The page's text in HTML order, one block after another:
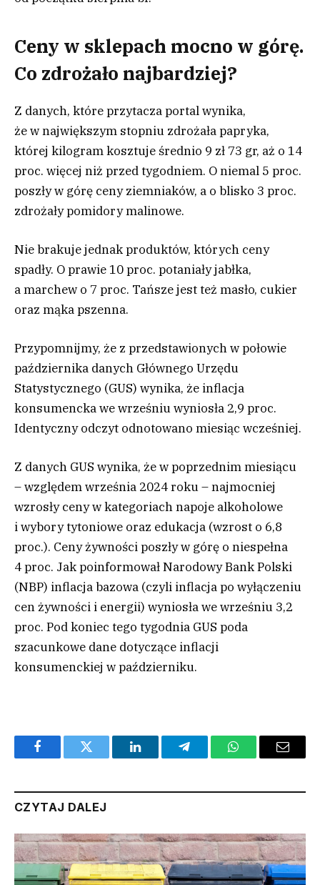
Ceny w sklepach mocno w górę.
Co zdrożało najbardziej?
Z danych, które przytacza portal wynika,
że w największym stopniu zdrożała papryka,
której kilogram kosztuje średnio 9 zł 73 gr, aż o 14
proc. więcej niż przed tygodniem. O niemal 5 proc.
poszły w górę ceny ziemniaków, a o blisko 3 proc.
zdrożały pomidory malinowe.
Nie brakuje jednak produktów, których ceny
spadły. O prawie 10 proc. potaniały jabłka,
a marchew o 7 proc. Tańsze jest też masło, cukier
oraz mąka pszenna.
Przypomnijmy, że z przedstawionych w połowie
października danych Głównego Urzędu
Statystycznego (GUS) wynika, że inflacja
konsumencka we wrześniu wyniosła 2,9 proc.
Identyczny odczyt odnotowano miesiąc wcześniej.
Z danych GUS wynika, że w poprzednim miesiącu
– względem września 2024 roku – najmocniej
wzrosły ceny w kategoriach napoje alkoholowe
i wybory tytoniowe oraz edukacja (wzrost o 6,8
proc.). Ceny żywności poszły w górę o niespełna
4 proc. Jak poinformował Narodowy Bank Polski
(NBP) inflacja bazowa (czyli inflacja po wyłączeniu
cen żywności i energii) wyniosła we wrześniu 3,2
proc. Pod koniec tego tygodnia GUS poda
szacunkowe dane dotyczące inflacji
konsumenckiej w październiku.
FacebookTwitter LinkedInTelegramWhatsAppEmail
CZYTAJ DALEJ